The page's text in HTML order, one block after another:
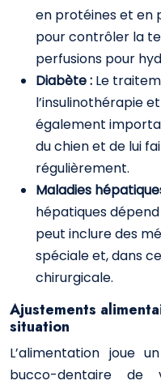
en protéines et en
pour contrôler la
perfusions pour
Diabète : Le
l’insulinothérapie
également
du chien et de lui
régulièrement.
Maladies
hépatiques
peut inclure des
spéciale et, dans
chirurgicale.
Ajustements
situation
L’alimentation joue
bucco-dentaire de